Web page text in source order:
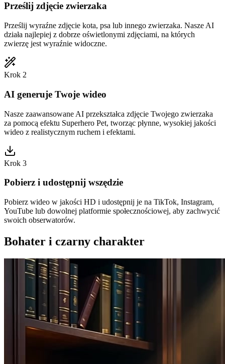
Prześlij zdjęcie zwierzaka
Prześlij wyraźne zdjęcie kota, psa lub innego zwierzaka. Nasze AI
działa najlepiej z dobrze oświetlonymi zdjęciami, na których
zwierzę jest wyraźnie widoczne.
Krok 2
AI generuje Twoje wideo
Nasze zaawansowane AI przekształca zdjęcie Twojego zwierzaka
za pomocą efektu Superhero Pet, tworząc płynne, wysokiej jakości
wideo z realistycznym ruchem i efektami.
Krok 3
Pobierz i udostępnij wszędzie
Pobierz wideo w jakości HD i udostępnij je na TikTok, Instagram,
YouTube lub dowolnej platformie społecznościowej, aby zachwycić
swoich obserwatorów.
Bohater i czarny charakter